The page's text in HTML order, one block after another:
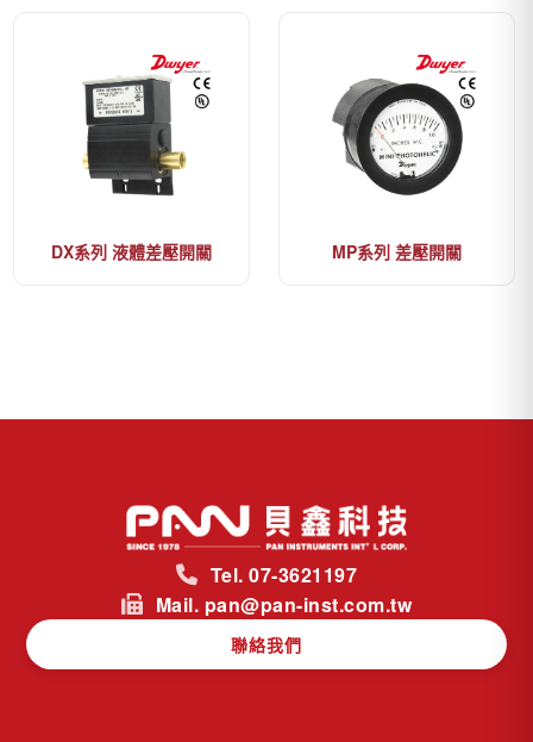
DX系列 液體差壓開關 MP系列 差壓開關
Tel. 07-3621197
Mail. pan@pan-inst.com.tw
聯絡我們